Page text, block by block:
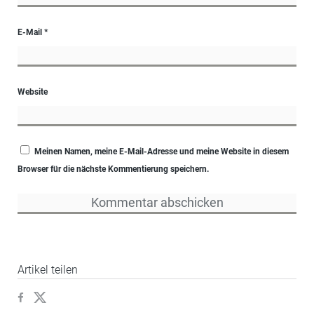
E-Mail *
Website
Meinen Namen, meine E-Mail-Adresse und meine Website in diesem
Browser für die nächste Kommentierung speichern.
Artikel teilen